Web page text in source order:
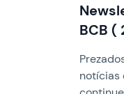
BCB (
notícias